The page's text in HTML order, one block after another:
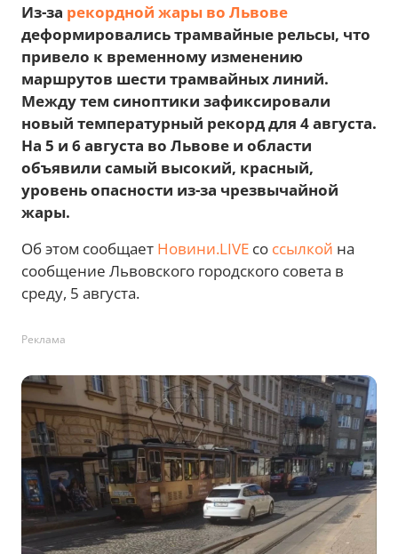
Из-за рекордной жары во Львове
деформировались трамвайные рельсы, что
привело к временному изменению
маршрутов шести трамвайных линий.
Между тем синоптики зафиксировали
новый температурный рекорд для 4 августа.
На 5 и 6 августа во Львове и области
объявили самый высокий, красный,
уровень опасности из-за чрезвычайной
жары.
Об этом сообщает Новини.LIVE со ссылкой на
сообщение Львовского городского совета в
среду, 5 августа.
Реклама